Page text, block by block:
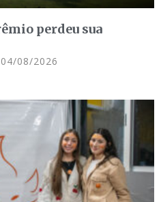
perdeu sua
04/08/2026